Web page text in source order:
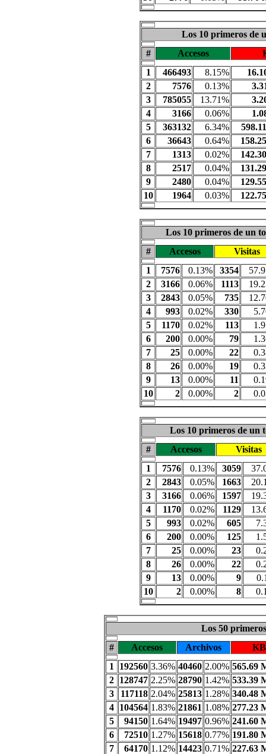
Los 10 primeros de
#
Accesos
1
466493 8.15%
2
7576 0.13%
3
785055 13.71%
4
3166 0.06%
5
363132 6.34%
6
36643 0.64%
7
1313 0.02%
8
2517 0.04%
9
2480 0.04%
10
1964 0.03%
Los 10 primeros de un
#
Accesos
Visitas
1
7576 0.13% 3354
2
3166 0.06% 1113
3
2843 0.05% 735
4
993 0.02% 330
5
1170 0.02% 113
6
200 0.00% 79
7
25 0.00% 22
8
26 0.00% 19
9
13 0.00% 11
10
2 0.00% 2
Los 10 primeros de un
#
Accesos
Visitas
1
7576 0.13% 3059
2
2843 0.05% 1663
3
3166 0.06% 1597
4
1170 0.02% 1129
5
993 0.02% 605
6
200 0.00% 125
7
25 0.00% 23
8
26 0.00% 22
9
13 0.00% 9
10
2 0.00% 8
Los 50
#
Accesos Archivos
1
192560 3.36% 40460 2.00% 565.69
2
128747 2.25% 28790 1.42% 533.39
3
117118 2.04% 25813 1.28% 340.48
4
104564 1.83% 21861 1.08% 277.23
5
94150 1.64% 19497 0.96% 241.60
6
72510 1.27% 15618 0.77% 191.80
7
64170 1.12% 14423 0.71% 227.63